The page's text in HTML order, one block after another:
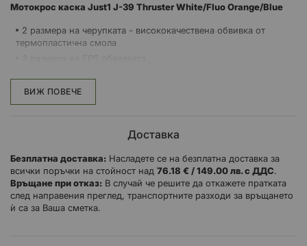
Mотокрос каска Just1 J-39 Thruster White/Fluo Orange/Blue
2 размера на черупката - висококачествена обвивка от
термопластична смола
Система за закопчаване Double D
Сваляща се и подлежаща на пране вътрешна подплата
Напълно проветрива подплата от EPS
8 входящи и 6 изходящи вентилационни отвора
През 2012 г. JUST1 направи своя дебют в света на офроуда с с
революционната каска J-39, която веднага преосмисли
ВИЖ ПОВЕЧЕ
Доставка
Безплатна доставка: Насладете се на безплатна доставка за
всички поръчки на стойност над 76.18 € / 149.00 лв. с ДДС.
Връщане при отказ: В случай че решите да откажете пратката
след направения преглед, транспортните разходи за връщането
ѝ са за Ваша сметка.